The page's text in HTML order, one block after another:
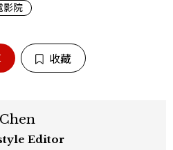
影院
收藏
Editor